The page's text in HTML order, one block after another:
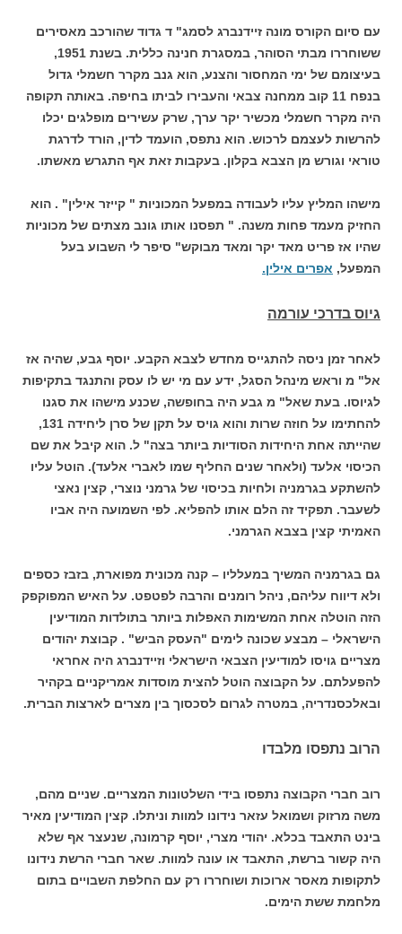
עם סיום הקורס מונה זיידנברג לסמג" ד גדוד שהורכב מאסירים
ששוחררו מבתי הסוהר, במסגרת חנינה כללית. בשנת 1951,
בעיצומם של ימי המחסור והצנע, הוא גנב מקרר חשמלי גדול
בנפח 11 קוב ממחנה צבאי והעבירו לביתו בחיפה. באותה תקופה
היה מקרר חשמלי מכשיר יקר ערך, שרק עשירים מופלגים יכלו
להרשות לעצמם לרכוש. הוא נתפס, הועמד לדין, הורד לדרגת
טוראי וגורש מן הצבא בקלון. בעקבות זאת אף התגרש מאשתו.
מישהו המליץ עליו לעבודה במפעל המכוניות " קייזר אילין" . הוא
החזיק מעמד פחות משנה. " תפסנו אותו גונב מצתים של מכוניות
שהיו אז פריט מאד יקר ומאד מבוקש" סיפר לי השבוע בעל
המפעל, אפרים אילין.
גיוס בדרכי עורמה
לאחר זמן ניסה להתגייס מחדש לצבא הקבע. יוסף גבע, שהיה אז
אל" מ וראש מינהל הסגל, ידע עם מי יש לו עסק והתנגד בתקיפות
לגיוסו. בעת שאל" מ גבע היה בחופשה, שכנע מישהו את סגנו
להחתימו על חוזה שרות והוא גויס על תקן של סרן ליחידה 131,
שהייתה אחת היחידות הסודיות ביותר בצה" ל. הוא קיבל את שם
הכיסוי אלעד (ולאחר שנים החליף שמו לאברי אלעד). הוטל עליו
להשתקע בגרמניה ולחיות בכיסוי של גרמני נוצרי, קצין נאצי
לשעבר. תפקיד זה הלם אותו להפליא. לפי השמועה היה אביו
האמיתי קצין בצבא הגרמני.
גם בגרמניה המשיך במעלליו – קנה מכונית מפוארת, בזבז כספים
ולא דיווח עליהם, ניהל רומנים והרבה לפטפט. על האיש המפוקפק
הזה הוטלה אחת המשימות האפלות ביותר בתולדות המודיעין
הישראלי – מבצע שכונה לימים "העסק הביש" . קבוצת יהודים
מצריים גויסו למודיעין הצבאי הישראלי וזיידנברג היה אחראי
להפעלתם. על הקבוצה הוטל להצית מוסדות אמריקניים בקהיר
ובאלכסנדריה, במטרה לגרום לסכסוך בין מצרים לארצות הברית.
הרוב נתפסו מלבדו
רוב חברי הקבוצה נתפסו בידי השלטונות המצריים. שניים מהם,
משה מרזוק ושמואל עזאר נידונו למוות וניתלו. קצין המודיעין מאיר
בינט התאבד בכלא. יהודי מצרי, יוסף קרמונה, שנעצר אף שלא
היה קשור ברשת, התאבד או עונה למוות. שאר חברי הרשת נידונו
לתקופות מאסר ארוכות ושוחררו רק עם החלפת השבויים בתום
מלחמת ששת הימים.